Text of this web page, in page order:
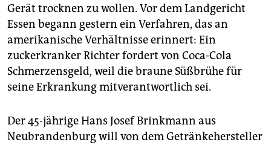
verlag
veranstaltungen
shop
fragen & hilfe
abo
Gerät trocknen zu wollen. Vor dem Landgericht
Essen begann gestern ein Verfahren, das an
amerikanische Verhältnisse erinnert: Ein
zuckerkranker Richter fordert von Coca-Cola
Schmerzensgeld, weil die braune Süßbrühe für
seine Erkrankung mitverantwortlich sei.
Der 45-jährige Hans Josef Brinkmann aus
Neubrandenburg will von dem Getränkehersteller